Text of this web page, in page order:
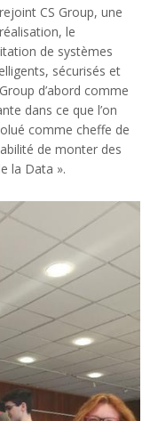
CS Group, une
le
de systèmes
sécurisés et
d’abord comme
dans ce que l’on
comme cheffe de
de monter des
la Data ».